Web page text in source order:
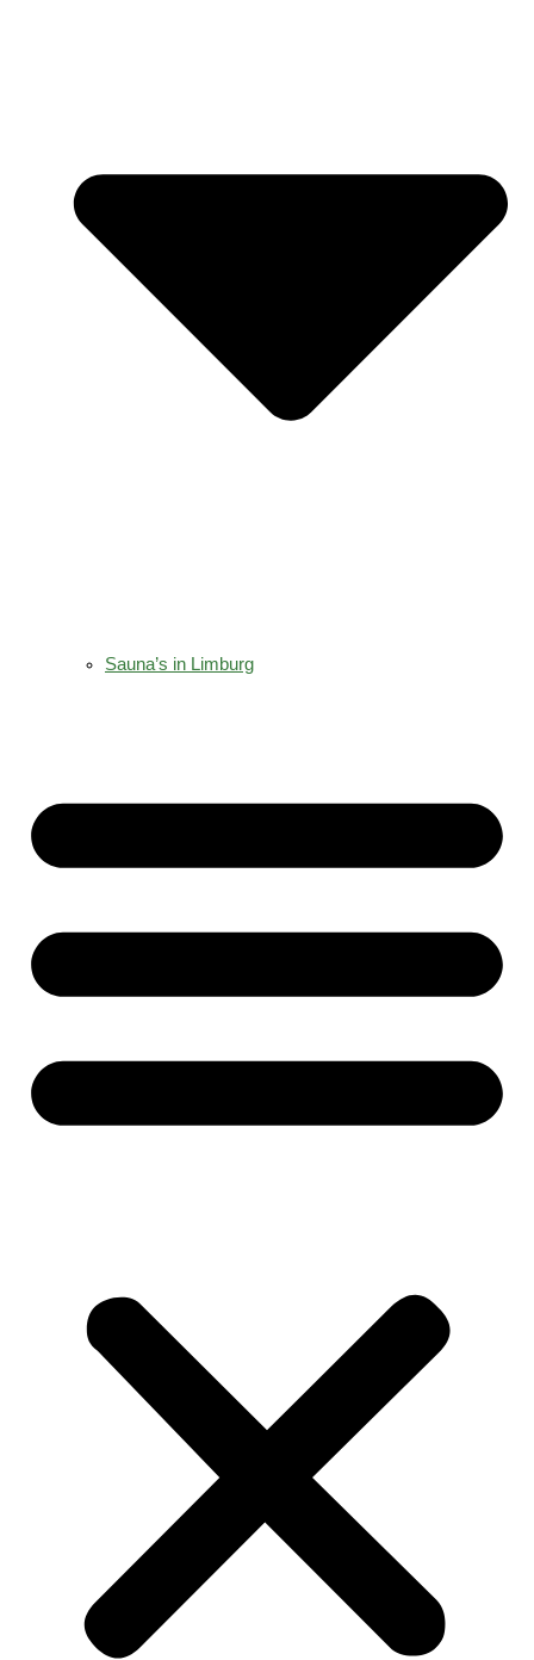
Sauna’s in Limburg